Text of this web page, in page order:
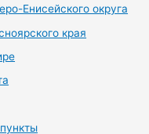
Енисейского округа
края